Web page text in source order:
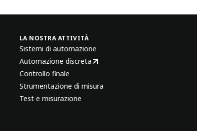
LA NOSTRA ATTIVITÀ
Sistemi di automazione
Automazione discreta
Controllo finale
Strumentazione di misura
Test e misurazione